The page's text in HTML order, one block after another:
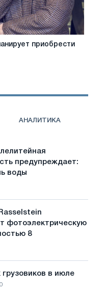
приобрести
АНАЛИТИКА
предупреждает:
воды
фотоэлектрическую
8
в июле